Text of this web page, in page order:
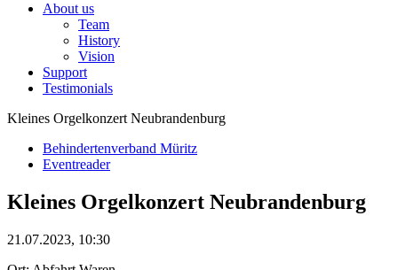
About us
Team
History
Vision
Support
Testimonials
Kleines Orgelkonzert Neubrandenburg
Behindertenverband Müritz
Eventreader
Kleines Orgelkonzert Neubrandenburg
21.07.2023, 10:30